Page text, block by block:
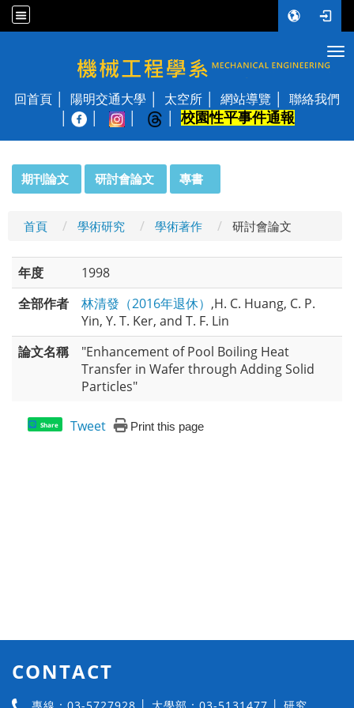
國立陽明交通大學 機械工程學系
回首頁 陽明交通大學 太空所 網站導覽
聯絡我們
校園性平事件通報
期刊論文 研討會論文 專書
首頁 學術研究 學術著作 研討會論文
年度
1998
全部作者
林清發（2016年退休） ,H. C. Huang, C. P.
Yin, Y. T. Ker, and T. F. Lin
論文名稱
"Enhancement of Pool Boiling Heat
Transfer in Wafer through Adding Solid
Particles"
Share Tweet Print this page
CONTACT